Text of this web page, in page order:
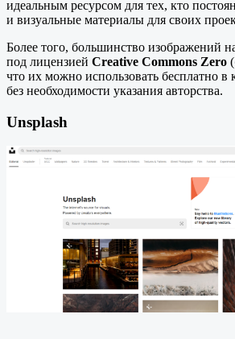
идеальным ресурсом для тех, кто
и визуальные материалы для своих
Более того, большинство изображений
под лицензией Creative Commons Zero (
что их можно использовать бесплатно в
без необходимости указания авторства.
Unsplash